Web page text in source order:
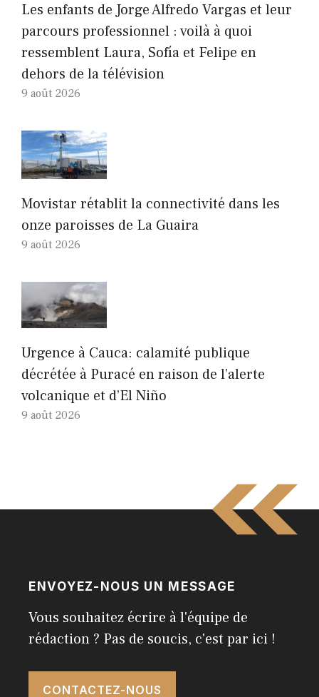
Les enfants de Jorge Alfredo Vargas et leur
parcours professionnel : voilà à quoi
ressemblent Laura, Sofía et Felipe en
dehors de la télévision
9 août 2026
Movistar rétablit la connectivité dans les
onze paroisses de La Guaira
9 août 2026
Urgence à Cauca: calamité publique
décrétée à Puracé en raison de l’alerte
volcanique et d’El Niño
9 août 2026
ENVOYEZ-NOUS UN MESSAGE
Vous souhaitez écrire à l'équipe de
rédaction ? Pas de soucis, c'est par ici !
CONTACTEZ-NOUS